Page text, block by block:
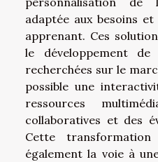
adaptée aux besoins
apprenant. Ces
le développement de
recherchées sur le
possible une
ressources
collaboratives et des
Cette
également la voie à